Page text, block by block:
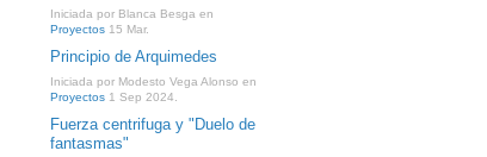
Iniciada por Blanca Besga en
Proyectos 15 Mar.
Principio de Arquimedes
Iniciada por Modesto Vega Alonso en
Proyectos 1 Sep 2024.
Fuerza centrifuga y "Duelo de
fantasmas"